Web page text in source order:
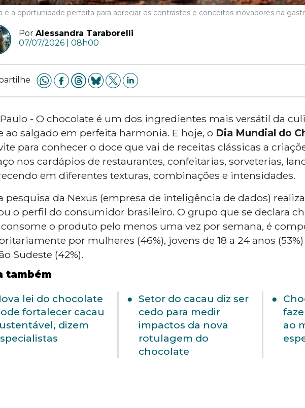
é a oportunidade perfeita para apreciar os contrastes e conceitos inovadores na
Por Alessandra Taraborelli
07/07/2026 | 08h00
- O chocolate é um dos ingredientes mais versátil da
ao salgado em perfeita harmonia. E hoje, o Dia Mundial do
para conhecer o doce que vai de receitas clássicas a
nos cardápios de restaurantes, confeitarias, sorveterias,
em diferentes texturas, combinações e intensidades.
pesquisa da Nexus (empresa de inteligência de dados)
o perfil do consumidor brasileiro. O grupo que se declara
o produto pelo menos uma vez por semana, é
por mulheres (46%), jovens de 18 a 24 anos
Sudeste (42%).
também
lei do chocolate
fortalecer cacau
dizem
Setor do cacau diz ser
cedo para medir
impactos da nova
rotulagem do
chocolate
ao